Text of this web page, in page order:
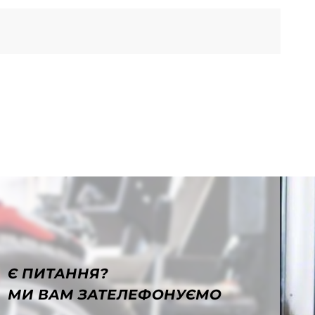
Є ПИТАННЯ?
МИ ВАМ ЗАТЕЛЕФОНУЄМО